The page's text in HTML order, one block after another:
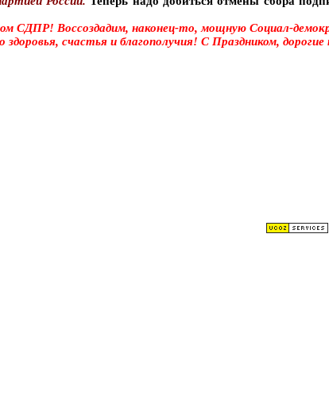
СДПР! Воссоздадим, наконец-то, мощную Социал-
счастья и благополучия! С Праздником,